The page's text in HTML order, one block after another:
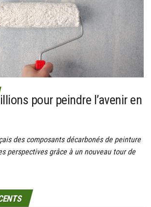
pour peindre l’avenir en
des composants décarbonés de peinture
perspectives grâce à un nouveau tour de